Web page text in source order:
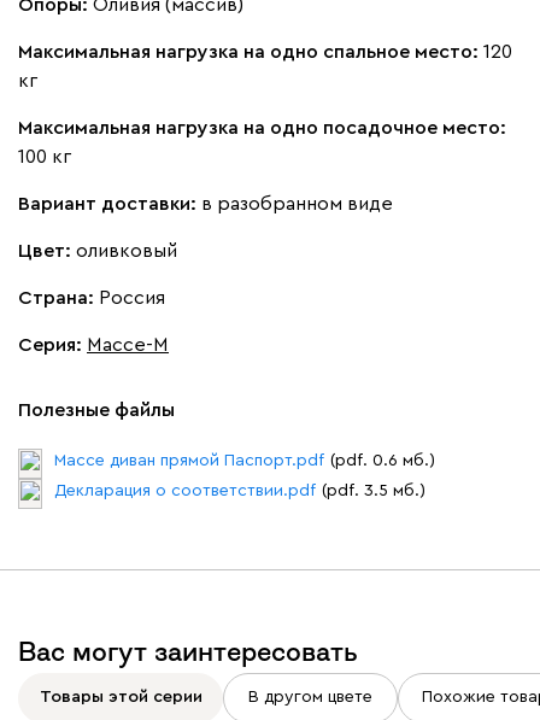
Дарте 686 070
Графит Терракота
Опоры: Оливия (массив)
Максимальная нагрузка на одно спальное место: 120
кг
Максимальная нагрузка на одно посадочное место:
100 кг
Вариант доставки: в разобранном виде
Цвет: оливковый
Страна: Россия
Серия: Массе-М
Полезные файлы
Массе диван прямой Паспорт.pdf (pdf. 0.6 мб.)
Декларация о соответствии.pdf (pdf. 3.5 мб.)
Вас могут заинтересовать
Товары этой серии В другом цвете Похожие